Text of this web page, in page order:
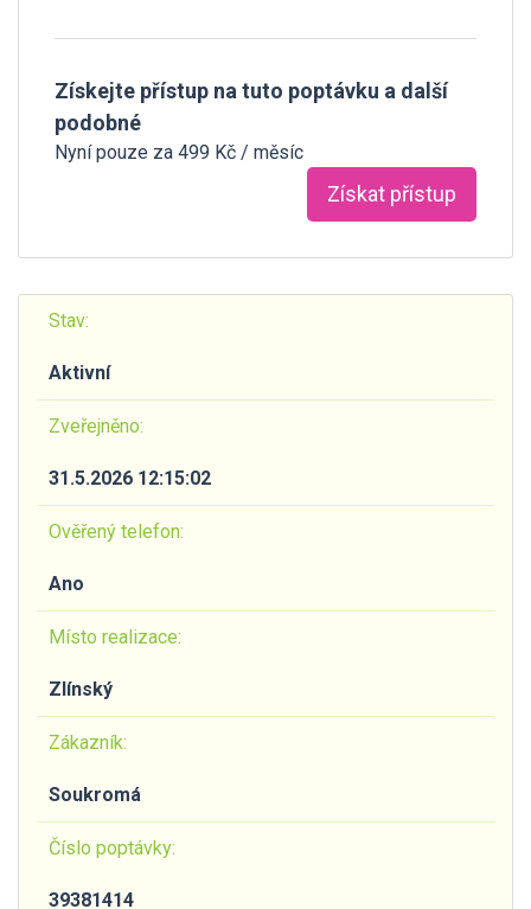
Získejte přístup na tuto poptávku a další
podobné
Nyní pouze za 499 Kč / měsíc
Získat přístup
Stav:
Aktivní
Zveřejněno:
31.5.2026 12:15:02
Ověřený telefon:
Ano
Místo realizace:
Zlínský
Zákazník:
Soukromá
Číslo poptávky:
39381414